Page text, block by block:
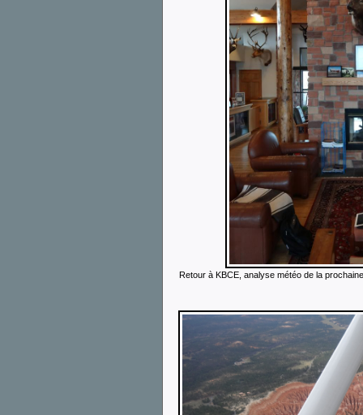
Retour à KBCE, analyse météo de la